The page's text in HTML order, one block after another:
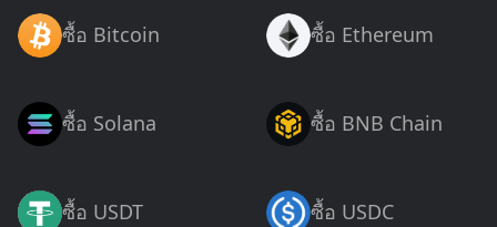
ซื้อ Bitcoin ซื้อ Ethereum
ซื้อ Solana ซื้อ BNB Chain
ซื้อ USDT ซื้อ USDC